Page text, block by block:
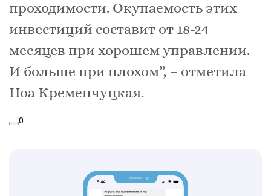
проходимости. Окупаемость этих
инвестиций составит от 18-24
месяцев при хорошем управлении.
И больше при плохом”, – отметила
Ноа Кременчуцкая.
0